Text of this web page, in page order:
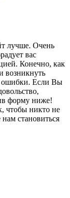
лучше. Очень
вас
Конечно, как
возникнуть
ошибки. Если Вы
форму ниже!
чтобы никто не
становиться